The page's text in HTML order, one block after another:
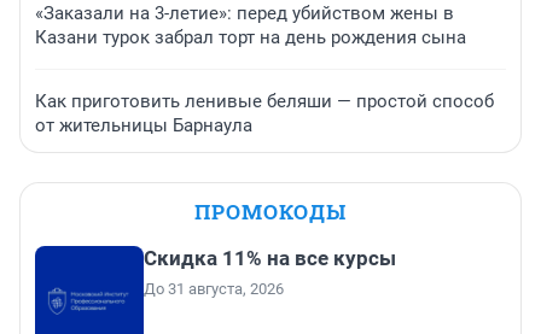
«Заказали на 3-летие»: перед убийством жены в
Казани турок забрал торт на день рождения сына
Как приготовить ленивые беляши — простой способ
от жительницы Барнаула
ПРОМОКОДЫ
Скидка 11% на все курсы
До 31 августа, 2026